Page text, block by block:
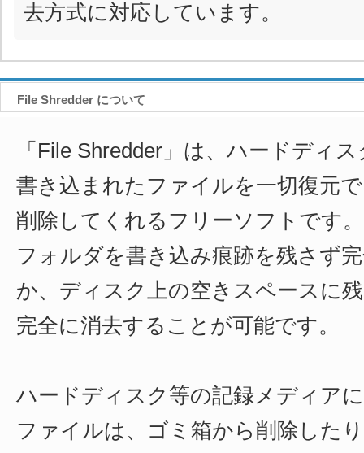
去方式に対応しています。
File Shredder について
「File Shredder」は、ハードディ
書き込まれたファイルを一切復元
削除してくれるフリーソフトです
フォルダを書き込み痕跡を残さず
か、ディスク上の空きスペースに
完全に消去することが可能です。
ハードディスク等の記録メディア
ファイルは、ゴミ箱から削除した